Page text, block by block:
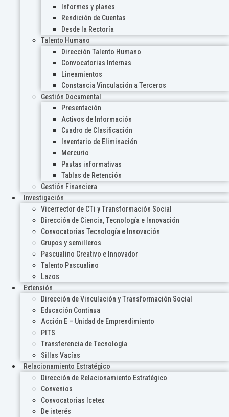
Informes y planes
Rendición de Cuentas
Desde la Rectoría
Talento Humano
Dirección Talento Humano
Convocatorias Internas
Lineamientos
Constancia Vinculación a Terceros
Gestión Documental
Presentación
Activos de Información
Cuadro de Clasificación
Inventario de Eliminación
Mercurio
Pautas informativas
Tablas de Retención
Gestión Financiera
Investigación
Vicerrector de CTi y Transformación Social
Dirección de Ciencia, Tecnología e Innovación
Convocatorias Tecnología e Innovación
Grupos y semilleros
Pascualino Creativo e Innovador
Talento Pascualino
Lazos
Extensión
Dirección de Vinculación y Transformación Social
Educación Continua
Acción E – Unidad de Emprendimiento
PITS
Transferencia de Tecnología
Sillas Vacías
Relacionamiento Estratégico
Dirección de Relacionamiento Estratégico
Convenios
Convocatorias Icetex
De interés